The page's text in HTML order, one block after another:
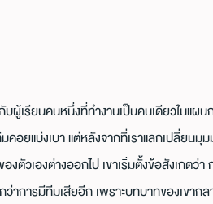
เรียนคนหนึ่งที่ทำงานเป็นคนเดียวในแผน
มคอยแบ่งเบา แต่หลังจากที่เราแลกเปลี่ยน
ตัวเองต่างออกไป เขาเริ่มตั้งข้อสังเกตว่
ว่าการมีทีมเสียอีก เพราะบทบาทของเขา